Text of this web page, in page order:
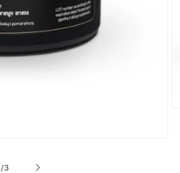
/su
3